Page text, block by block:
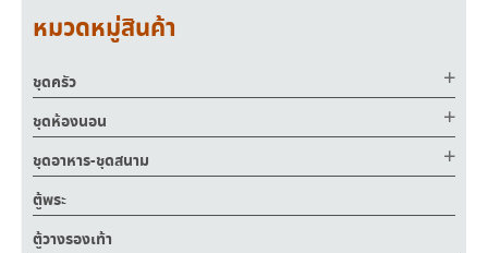
หมวดหมู่สินค้า
ชุดครัว
ชุดห้องนอน
ชุดอาหาร-ชุดสนาม
ตู้พระ
ตู้วางรองเท้า